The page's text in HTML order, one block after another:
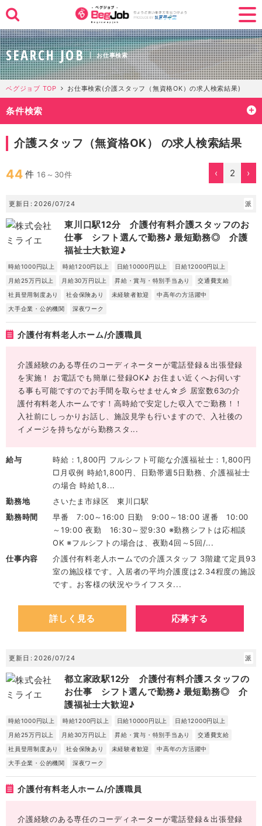
SEARCH JOB お仕事検索
ベグジョブ TOP お仕事検索(介護スタッフ（無資格OK）の求人検索結果)
条件検索
介護スタッフ（無資格OK） の求人検索結果
44 件 16～30件 ‹ 2 ›
更新日 2026/07/24 派
東川口駅12分 介護付有料介護スタッフのお
仕事 シフト選んで勤務♪ 最短勤務◎ 介護
福祉士大歓迎♪
時給1000円以上 時給1200円以上 日給10000円以上
日給12000円以上
月給25万円以上
月給30万円以上 昇給・賞与・特別手当あり
交通費支給
社員登用制度あり
社会保険あり 未経験者歓迎
中高年の方活躍中
大手企業・公的機関
深夜ワーク
介護付有料老人ホーム/介護職員
介護経験のある専任のコーディネーターが電話登録＆出張登録
を実施！ お電話でも簡単に登録OK♪ お住まい近くへお伺いす
る事も可能ですのでお手間を取らせません☆彡 居室数63の介
護付有料老人ホームです！高時給で安定した収入でご勤務！！
入社前にしっかりお話し、施設見学も行いますので、入社後の
イメージを持ちながら勤務スタ...
給与
時給：1,800円 フルシフト可能な介護福祉士：1,800円
□月収例 時給1,800円、日勤帯週5日勤務、介護福祉士
の場合 時給1,8...
勤務地
さいたま市緑区 東川口駅
勤務時間
早番 7:00～16:00 日勤 9:00～18:00 遅番 10:00
～19:00 夜勤 16:30～翌9:30 ※勤務シフトは応相談
OK ※フルシフトの場合は、夜勤4回～5回/...
仕事内容
介護付有料老人ホームでの介護スタッフ 3階建て定員93
室の施設様です。入居者の平均介護度は2.34程度の施設
です。お客様の状況やライフスタ...
詳しく見る 応募する
更新日 2026/07/24 派
都立家政駅12分 介護付有料介護スタッフの
お仕事 シフト選んで勤務♪ 最短勤務◎ 介
護福祉士大歓迎♪
時給1000円以上 時給1200円以上 日給10000円以上
日給12000円以上
月給25万円以上
月給30万円以上 昇給・賞与・特別手当あり
交通費支給
社員登用制度あり
社会保険あり 未経験者歓迎
中高年の方活躍中
大手企業・公的機関
深夜ワーク
介護付有料老人ホーム/介護職員
介護経験のある専任のコーディネーターが電話登録＆出張登録